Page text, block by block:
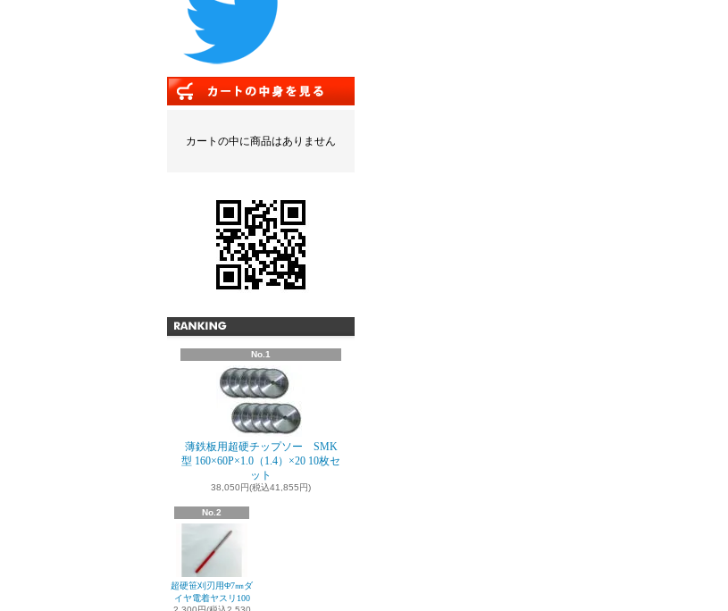
カートの中に商品はありません
No.1
薄鉄板用超硬チップソー SMK
型 160×60P×1.0（1.4）×20 10枚セ
ット
38,050円(税込41,855円)
No.2
超硬笹刈刃用Φ7㎜ダ
イヤ電着ヤスリ100